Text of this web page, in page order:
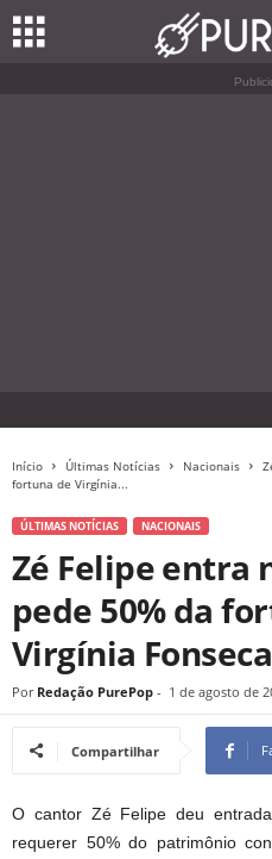
Início Últimas Notícias Nacionais
fortuna de Virgínia...
ÚLTIMAS NOTÍCIAS NACIONAIS
Zé Felipe entra
pede 50% da
Virgínia Fonseca
Por Redação PurePop - 1 de agosto de
Compartilhar
O cantor Zé Felipe deu
requerer 50% do patrimônio